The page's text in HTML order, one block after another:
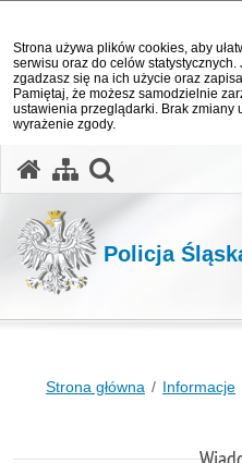
Strona używa plików cookies, aby
serwisu oraz do celów
zgadzasz się na ich użycie oraz
Pamiętaj, że możesz samodzielnie
ustawienia przeglądarki. Brak zmiany
wyrażenie zgody.
Policja
Strona główna Informacje